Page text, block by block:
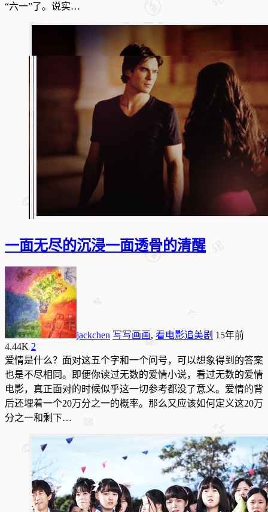
“六一”了。说实…
一面无尽的沉浸一面透骨的清醒
jackchen 写写画画, 看电影追美剧 15年前
4.44K 2
爱情是什么？面对这五个字和一个问号，可以想象得到的答案
也是不尽相同。即便你读过无数的爱情小说，看过无数的爱情
电影，真正面对的时候似乎这一切参考都没了意义。爱情的背
后还埋着一个20万分之一的概率。那么又应该如何定义这20万
分之一和剩下…